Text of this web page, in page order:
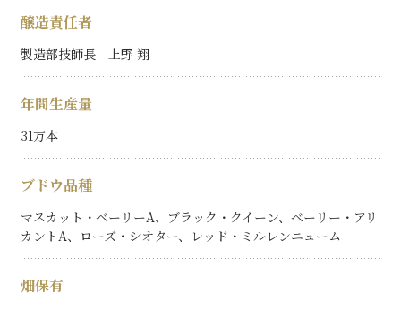
醸造責任者
製造部技師長 上野 翔
年間生産量
31万本
ブドウ品種
マスカット・ベーリーA、ブラック・クイーン、ベーリー・アリ
カントA、ローズ・シオター、レッド・ミルレンニューム
畑保有